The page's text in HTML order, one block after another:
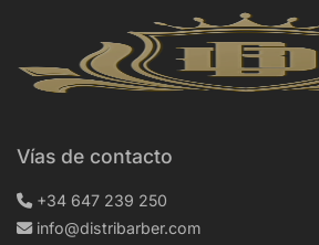
Vías de contacto
+34 647 239 250
info@distribarber.com